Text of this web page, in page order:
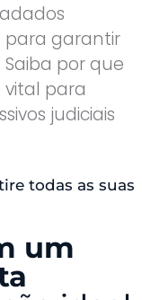
para garantir
por que
para
judiciais
todas as suas
um